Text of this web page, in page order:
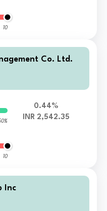
10
Co. Ltd.
10
0.44%
INR 2,542.35
Inc